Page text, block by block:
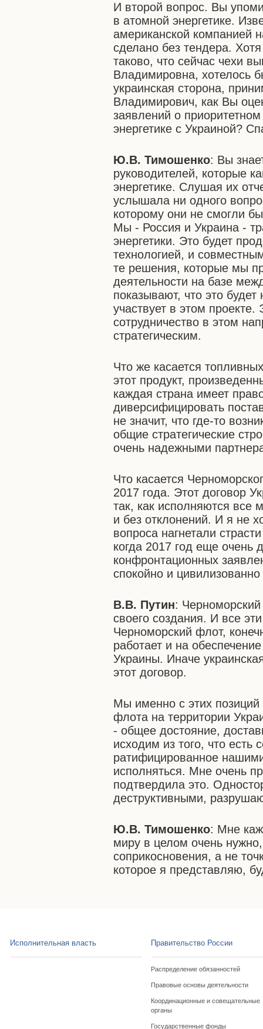
И второй вопрос. Вы
в атомной энергетике.
американской компанией
сделано без тендера.
таково, что сейчас чехи
Владимировна, хотелось
украинская сторона,
Владимирович, как Вы
заявлений о
энергетике с Украиной?
Ю.В. Тимошенко: Вы
руководителей, которые
энергетике. Слушая их
услышала ни одного
которому они не смогли
Мы - Россия и Украина -
энергетики. Это будет
технологией, и
те решения, которые мы
деятельности на базе
показывают, что это
участвует в этом
сотрудничество в этом
стратегическим.
Что же касается
этот продукт,
каждая страна имеет
диверсифицировать
не значит, что где-то
общие стратегические
очень надежными
Что касается
2017 года. Этот договор
так, как исполняются все
и без отклонений. И я не
вопроса нагнетали
когда 2017 год еще очень
конфронтационных
спокойно и цивилизованно
В.В. Путин:
своего создания. И все
Черноморский флот,
работает и на
Украины. Иначе
этот договор.
Мы именно с этих
флота на территории
- общее достояние,
исходим из того, что есть
ратифицированное
исполняться. Мне очень
подтвердила это.
деструктивными,
Ю.В. Тимошенко: Мне
миру в целом очень
соприкосновения, а не
которое я представляю,
Исполнительная власть Правительство России
Распределение обязанностей
Правовые основы деятельности
Координационные и совещательные
органы
Государственные фонды